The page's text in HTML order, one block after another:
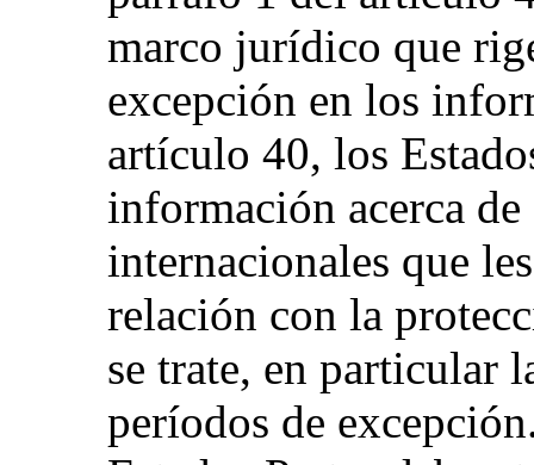
marco jurídico que
excepción en los
artículo 40, los
información acerca
internacionales que
relación con la
se trate, en particular
períodos de